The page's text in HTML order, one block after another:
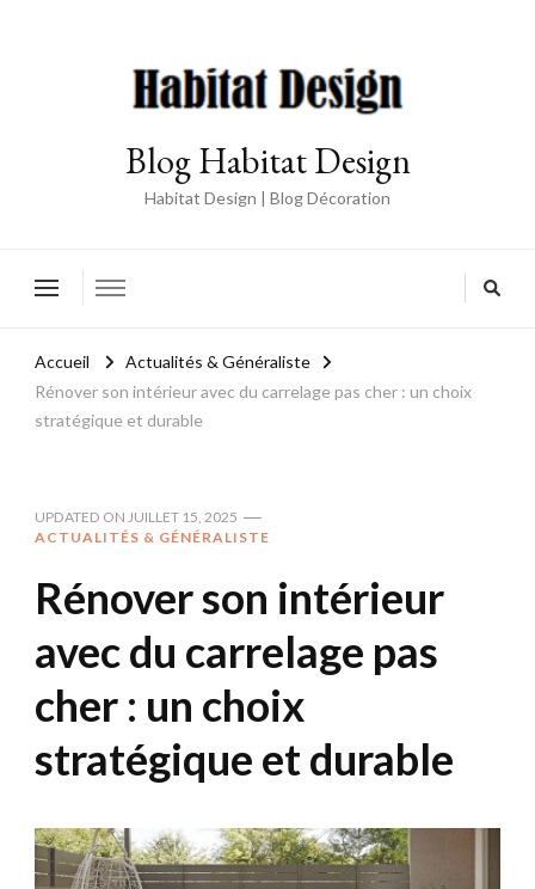
Blog Habitat Design
Habitat Design | Blog Décoration
Accueil
Actualités & Généraliste
Rénover son intérieur avec du carrelage pas cher : un choix
stratégique et durable
UPDATED ON JUILLET 15, 2025
ACTUALITÉS & GÉNÉRALISTE
Rénover son intérieur
avec du carrelage pas
cher : un choix
stratégique et durable